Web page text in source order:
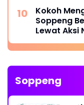
Kokoh
Soppeng
Lewat Aksi
Soppeng